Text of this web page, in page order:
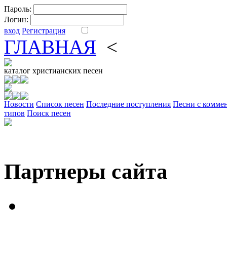
Пароль:
Логин:
вход Регистрация
ГЛАВНАЯ <
каталог христианских песен
Новости Cписок песен Последние поступления Песни с
типов Поиск песен
Партнеры сайта